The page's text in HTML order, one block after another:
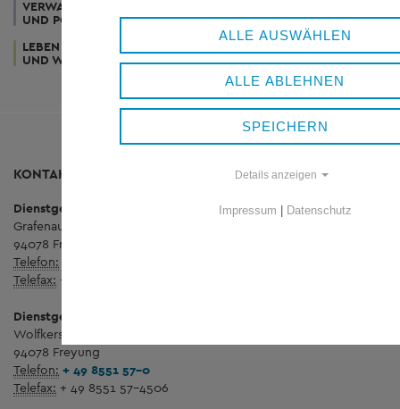
VERWALTUNG
UND POLITIK
UND TOURISMUS
UND SOZIALES
LEBEN
UND WOHNEN
UND KULTUR
KONTAKT
Dienstgebäude Königsfeld
Grafenauer Straße 44
94078 Freyung
Telefon:
Telefax: + 49 8551 57-4507
Dienstgebäude Wolfstein
Wolfkerstraße 3
94078 Freyung
Telefon: + 49 8551 57-0
Telefax: + 49 8551 57-4506
ALLE AUSWÄHLEN
ALLE ABLEHNEN
SPEICHERN
Details anzeigen
Impressum Datenschutz